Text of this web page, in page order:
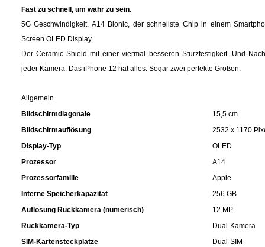
Garten
Gemüsekonserven
Gewürze
Gläser
Haarkosmetik
Haushaltsreiniger
Fast zu schnell, um wahr zu sein.
5G Geschwindigkeit. A14 Bionic, der schnellste Chip in einem
Screen OLED Display.
Der Ceramic Shield mit einer viermal besseren Sturzfestigkeit. Und
jeder Kamera. Das iPhone 12 hat alles. Sogar zwei perfekte Größen.
Allgemein
Bildschirmdiagonale
15,5 cm
Bildschirmauflösung
2532 x 1170
Display-Typ
OLED
Prozessor
A14
Prozessorfamilie
Apple
Interne Speicherkapazität
256 GB
Auflösung Rückkamera (numerisch)
12 MP
Rückkamera-Typ
Dual-Kamera
SIM-Kartensteckplätze
Dual-SIM